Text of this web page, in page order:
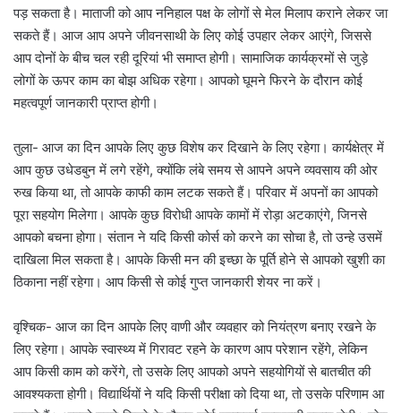
पड़ सकता है। माताजी को आप ननिहाल पक्ष के लोगों से मेल मिलाप कराने लेकर जा
सकते हैं। आज आप अपने जीवनसाथी के लिए कोई उपहार लेकर आएंगे, जिससे
आप दोनों के बीच चल रही दूरियां भी समाप्त होगी। सामाजिक कार्यक्रमों से जुड़े
लोगों के ऊपर काम का बोझ अधिक रहेगा। आपको घूमने फिरने के दौरान कोई
महत्वपूर्ण जानकारी प्राप्त होगी।
तुला- आज का दिन आपके लिए कुछ विशेष कर दिखाने के लिए रहेगा। कार्यक्षेत्र में
आप कुछ उधेडबुन में लगे रहेंगे, क्योंकि लंबे समय से आपने अपने व्यवसाय की ओर
रुख किया था, तो आपके काफी काम लटक सकते हैं। परिवार में अपनों का आपको
पूरा सहयोग मिलेगा। आपके कुछ विरोधी आपके कामों में रोड़ा अटकाएंगे, जिनसे
आपको बचना होगा। संतान ने यदि किसी कोर्स को करने का सोचा है, तो उन्हे उसमें
दाखिला मिल सकता है। आपके किसी मन की इच्छा के पूर्ति होने से आपको खुशी का
ठिकाना नहीं रहेगा। आप किसी से कोई गुप्त जानकारी शेयर ना करें।
वृश्चिक- आज का दिन आपके लिए वाणी और व्यवहार को नियंत्रण बनाए रखने के
लिए रहेगा। आपके स्वास्थ्य में गिरावट रहने के कारण आप परेशान रहेंगे, लेकिन
आप किसी काम को करेंगे, तो उसके लिए आपको अपने सहयोगियों से बातचीत की
आवश्यकता होगी। विद्यार्थियों ने यदि किसी परीक्षा को दिया था, तो उसके परिणाम आ